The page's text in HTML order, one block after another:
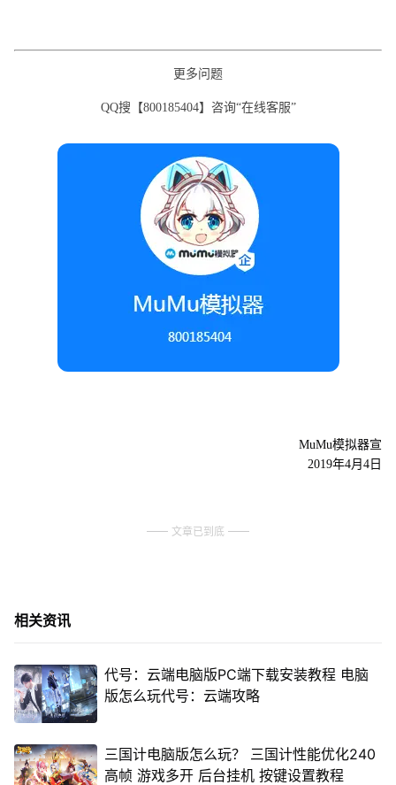
更多问题
QQ搜【800185404】咨询“在线客服”
MuMu模拟器宣
2019年4月4日
文章已到底
相关资讯
代号：云端电脑版PC端下载安装教程 电脑
版怎么玩代号：云端攻略
三国计电脑版怎么玩？ 三国计性能优化240
高帧 游戏多开 后台挂机 按键设置教程